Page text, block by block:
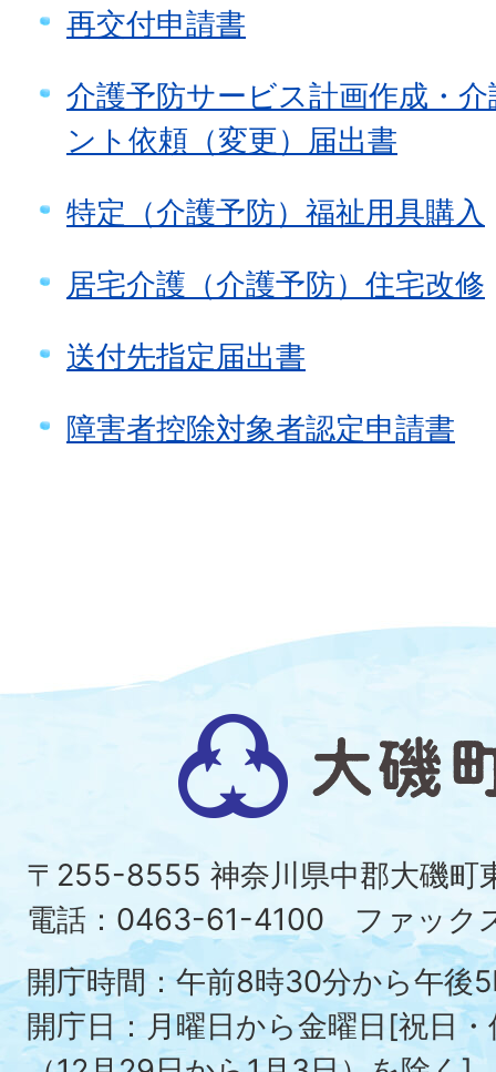
再交付申請書
介護予防サービス計画作成・
ント依頼（変更）届出書
特定（介護予防）福祉用具購入
居宅介護（介護予防）住宅改修
送付先指定届出書
障害者控除対象者認定申請書
大
磯
町
〒255-8555 神奈川県中郡大磯
電話：0463-61-4100 ファック
開庁時間：午前8時30分から午後
開庁日：月曜日から金曜日[祝日